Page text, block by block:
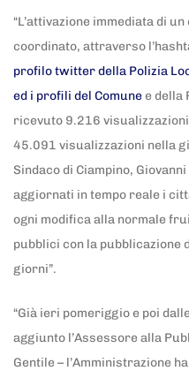
“L’attivazione immediata di
coordinato, attraverso
profilo twitter della Polizia
ed i profili del Comunee della
ricevuto 9.216
45.091 visualizzazioni nella
Sindaco di Ciampino,
aggiornati in tempo reale i
ogni modifica alla normale
pubblici con la pubblicazione
giorni”.
“Già ieri pomeriggio e poi
aggiunto l’Assessore alla
Gentile – l’Amministrazione